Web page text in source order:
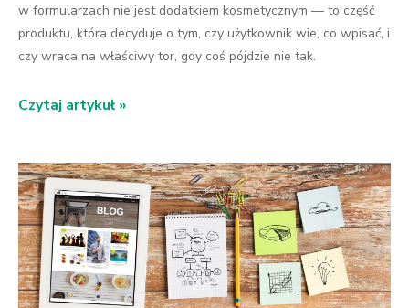
w formularzach nie jest dodatkiem kosmetycznym — to część
produktu, która decyduje o tym, czy użytkownik wie, co wpisać, i
czy wraca na właściwy tor, gdy coś pójdzie nie tak.
Czytaj artykuł »